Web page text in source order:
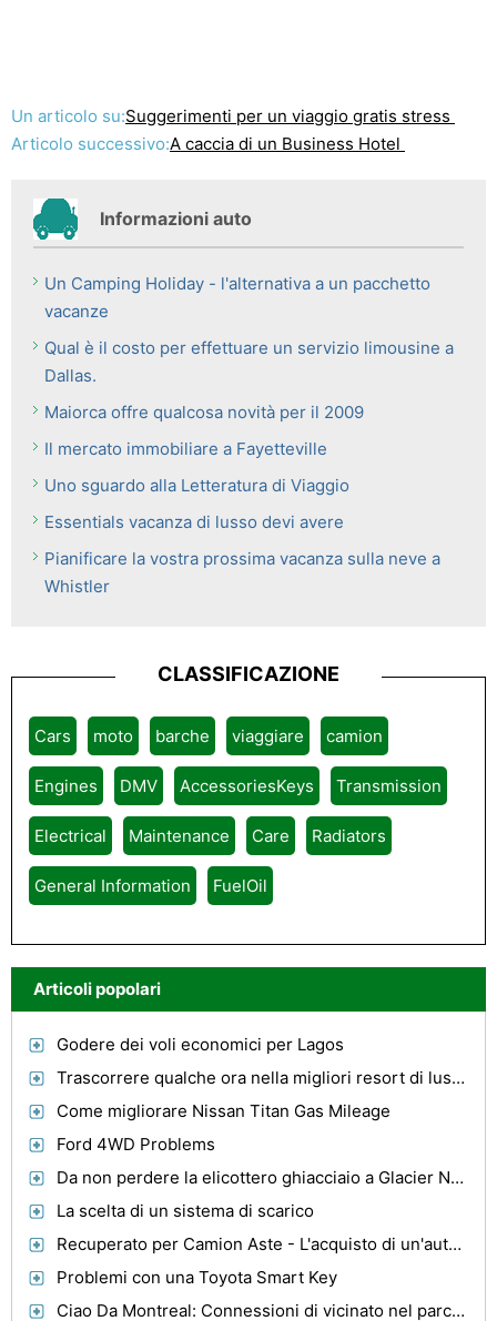
Un articolo su:Suggerimenti per un viaggio gratis stress
Articolo successivo:A caccia di un Business Hotel
Informazioni auto
Un Camping Holiday - l'alternativa a un pacchetto
vacanze
Qual è il costo per effettuare un servizio limousine a
Dallas.
Maiorca offre qualcosa novità per il 2009
Il mercato immobiliare a Fayetteville
Uno sguardo alla Letteratura di Viaggio
Essentials vacanza di lusso devi avere
Pianificare la vostra prossima vacanza sulla neve a
Whistler
CLASSIFICAZIONE
Cars moto barche viaggiare camion
Engines DMV AccessoriesKeys Transmission
Electrical Maintenance Care Radiators
General Information FuelOil
Articoli popolari
Godere dei voli economici per Lagos
Trascorrere qualche ora nella migliori resort di lusso del mondo
Come migliorare Nissan Titan Gas Mileage
Ford 4WD Problems
Da non perdere la elicottero ghiacciaio a Glacier National Park
La scelta di un sistema di scarico
Recuperato per Camion Aste - L'acquisto di un'auto usata Bargain
Problemi con una Toyota Smart Key
Ciao Da Montreal: Connessioni di vicinato nel parco su bella piazza St. Louis